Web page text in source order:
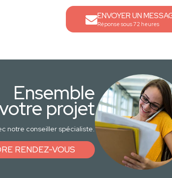
ENVOYER UN
Réponse sous 72 heures
Ensemble
projet
notre conseiller spécialiste.
RENDEZ-VOUS